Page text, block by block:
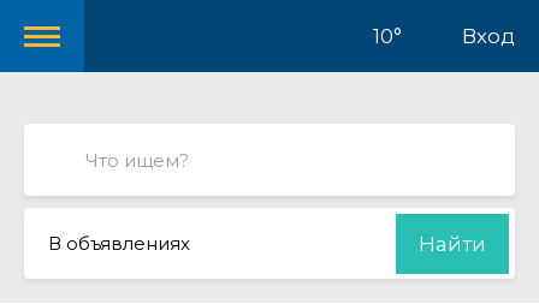
10° Вход
В объявлениях Найти